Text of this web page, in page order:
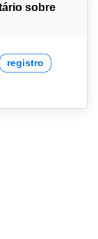
sobre
registro